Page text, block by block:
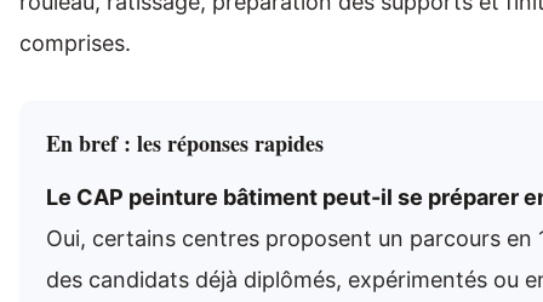
comprises.
En bref : les réponses rapides
Le CAP peinture bâtiment peut-il se préparer
Oui, certains centres proposent un parcours en
des candidats déjà diplômés, expérimentés ou